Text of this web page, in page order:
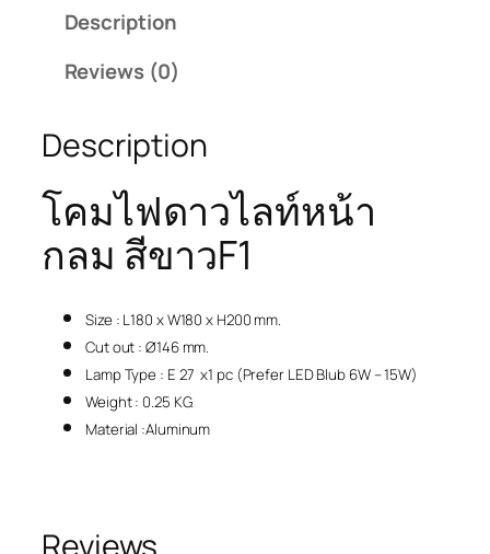
Description
Reviews (0)
Description
โคมไฟดาวไลท์หน้า
กลม สีขาวF1
Size : L180 x W180 x H200 mm.
Cut out : Ø146 mm.
Lamp Type : E 27 x1 pc (Prefer LED Blub 6W – 15W)
Weight : 0.25 KG.
Material :Aluminum